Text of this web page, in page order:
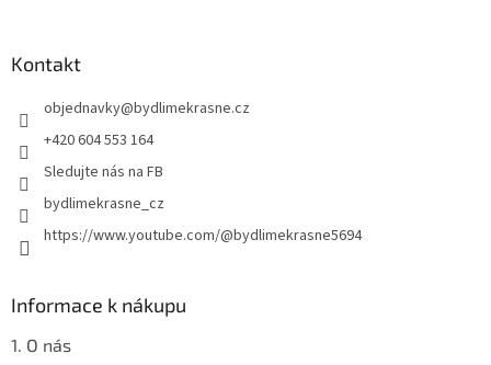
k
s
Kontakt
objednavky@bydlimekrasne.cz
+420 604 553 164
Sledujte nás na FB
bydlimekrasne_cz
https://www.youtube.com/@bydlimekrasne5694
Informace k nákupu
1. O nás